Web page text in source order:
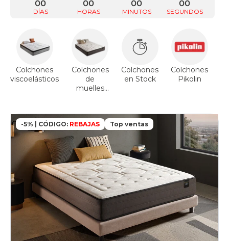
DÍAS
00
HORAS
00
MINUTOS
00
SEGUNDOS
00
Colchones
viscoelásticos
Colchones
de
muelles
Colchones
en Stock
Colchones
Pikolin
-5% | CÓDIGO: REBAJAS Top ventas